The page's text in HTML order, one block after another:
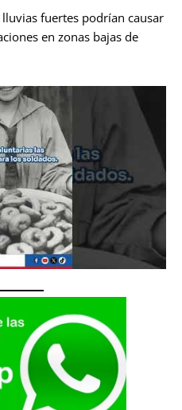
fuertes podrían causar
en zonas bajas de